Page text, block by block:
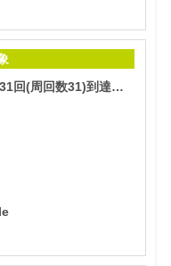
ハト郵便局（訓練所のリセット数31回(周回数31)到達）（Android）